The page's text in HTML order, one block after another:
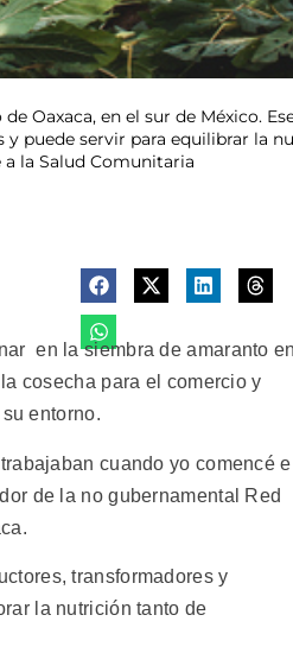
Oaxaca, en el sur de México.
puede servir para equilibrar la
la Salud Comunitaria
en la siembra de amaranto
cosecha para el comercio y
entorno.
cuando yo comencé
de la no gubernamental Red
transformadores y
la nutrición tanto de